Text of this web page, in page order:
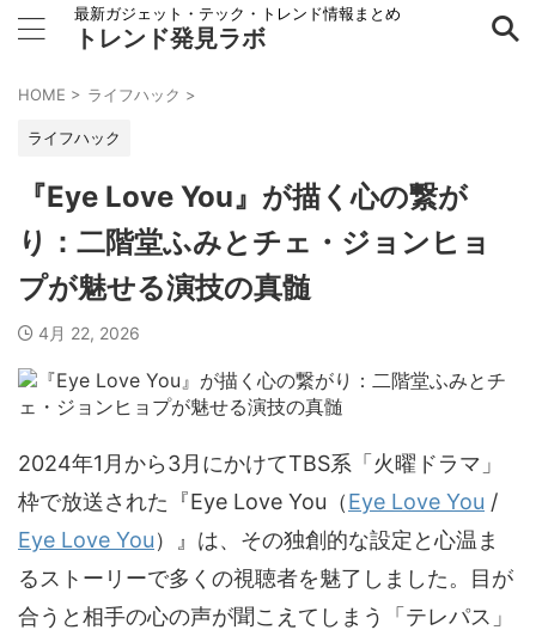
最新ガジェット・テック・トレンド情報まとめ
トレンド発見ラボ
HOME > ライフハック >
ライフハック
『Eye Love You』が描く心の繋が
り：二階堂ふみとチェ・ジョンヒョ
プが魅せる演技の真髄
4月 22, 2026
2024年1月から3月にかけてTBS系「火曜ドラマ」
枠で放送された『Eye Love You（Eye Love You /
Eye Love You）
』は、その独創的な設定と心温ま
るストーリーで多くの視聴者を魅了しました。目が
合うと相手の心の声が聞こえてしまう「テレパス」